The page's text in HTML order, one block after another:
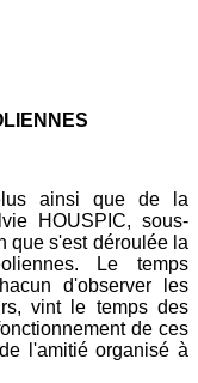
ainsi que de la
HOUSPIC, sous-
que s'est déroulée la
Le temps
d'observer les
vint le temps des
de ces
l'amitié organisé à